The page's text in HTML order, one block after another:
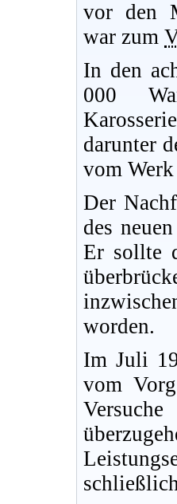
vor den
war zum
In den
000
darunter
vom
Der
des
Er sollte
worden.
Im Juli
vom